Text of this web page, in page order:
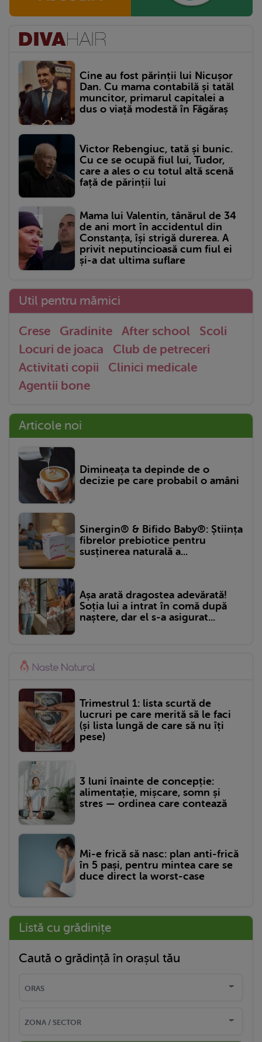
Cine au fost părinții lui Nicușor
Dan. Cu mama contabilă și tatăl
muncitor, primarul capitalei a
dus o viață modestă în Făgăraș
Victor Rebengiuc, tată și bunic.
Cu ce se ocupă fiul lui, Tudor,
care a ales o cu totul altă scenă
față de părinții lui
Mama lui Valentin, tânărul de 34
de ani mort în accidentul din
Constanța, își strigă durerea. A
privit neputincioasă cum fiul ei
și-a dat ultima suflare
Util pentru mămici
Crese Gradinite After school
Scoli
Locuri de joaca
Club de petreceri
Activitati copii
Clinici medicale
Agentii bone
Articole noi
Dimineața ta depinde de o
decizie pe care probabil o amâni
Sinergin® & Bifido Baby®: Știința
fibrelor prebiotice pentru
susținerea naturală a...
Așa arată dragostea adevărată!
Soția lui a intrat în comă după
naștere, dar el s-a asigurat...
Trimestrul 1: lista scurtă de
lucruri pe care merită să le faci
(și lista lungă de care să nu îți
pese)
3 luni înainte de concepție:
alimentație, mișcare, somn și
stres — ordinea care contează
Mi-e frică să nasc: plan anti-frică
în 5 pași, pentru mintea care se
duce direct la worst-case
Listă cu grădinițe
Caută o grădință în orașul tău